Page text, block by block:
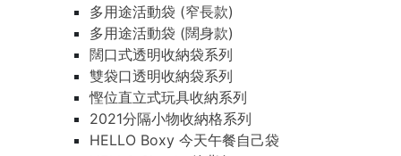
多用途活動袋 (窄長款)
多用途活動袋 (闊身款)
闊口式透明收納袋系列
雙袋口透明收納袋系列
慳位直立式玩具收納系列
2021分隔小物收納格系列
HELLO Boxy 今天午餐自己袋